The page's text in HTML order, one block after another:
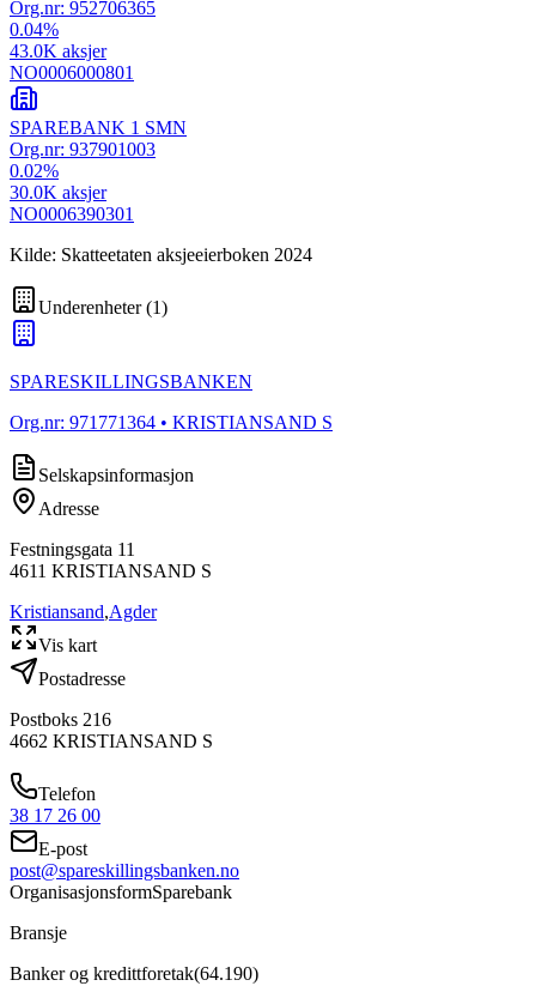
Org.nr: 952706365
0.04%
43.0K aksjer
NO0006000801
SPAREBANK 1 SMN
Org.nr: 937901003
0.02%
30.0K aksjer
NO0006390301
Kilde: Skatteetaten aksjeeierboken 2024
Underenheter(1)
SPARESKILLINGSBANKEN
Org.nr: 971771364 • KRISTIANSAND S
Selskapsinformasjon
Adresse
Festningsgata 11
4611 KRISTIANSAND S
Kristiansand,Agder
Vis kart
Postadresse
Postboks 216
4662 KRISTIANSAND S
Telefon
38 17 26 00
E-post
post@spareskillingsbanken.no
OrganisasjonsformSparebank
Bransje
Banker og kredittforetak(64.190)